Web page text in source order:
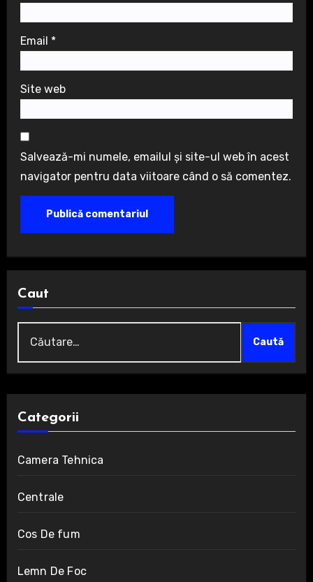
Email *
Site web
Salvează-mi numele, emailul și site-ul web în acest
navigator pentru data viitoare când o să comentez.
Caut
după:
Categorii
Camera Tehnica
Centrale
Cos De fum
Lemn De Foc